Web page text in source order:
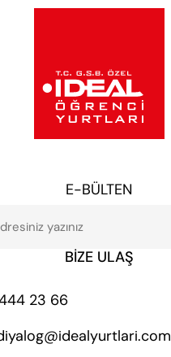
E-BÜLTEN
BIZE ULAŞ
23 66